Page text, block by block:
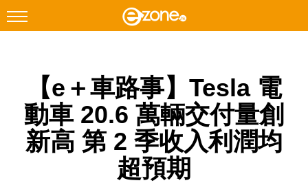
Facebook Instagram
科技焦點
網絡生活
【e＋車路事】Tesla 電
動車 20.6 萬輛交付量創
新高 第 2 季收入利潤均
超預期